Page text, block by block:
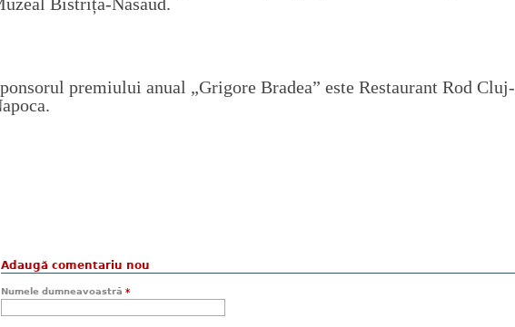
premiului anual „Grigore Bradea” este Restaurant Rod Cluj-
Adaugă comentariu nou
Numele dumneavoastră *